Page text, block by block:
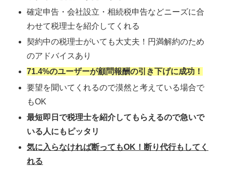
確定申告・会社設立・相続税申告などニーズに合
わせて税理士を紹介してくれる
契約中の税理士がいても大丈夫！円満解約のため
のアドバイスあり
71.4%のユーザーが顧問報酬の引き下げに成功！
要望を聞いてくれるので漠然と考えている場合で
もOK
最短即日で税理士を紹介してもらえるので急いで
いる人にもピッタリ
気に入らなければ断ってもOK！断り代行もしてく
れる